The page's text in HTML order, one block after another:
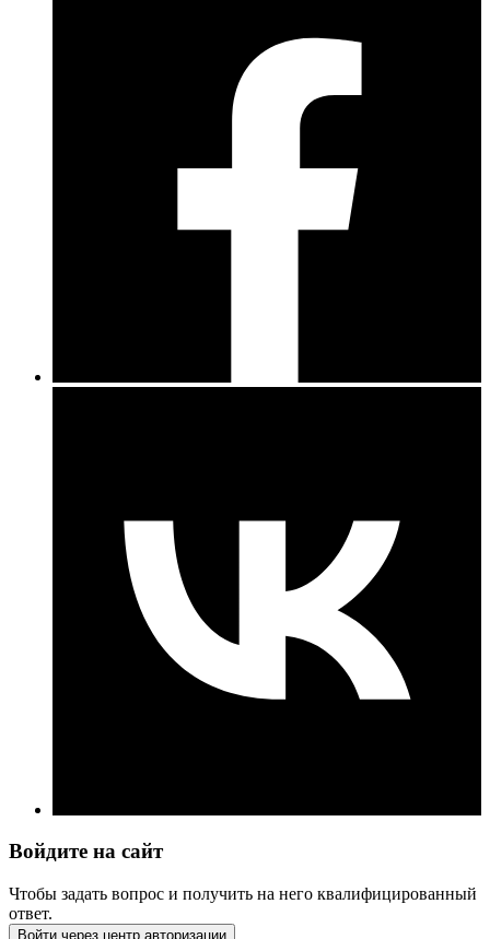
Войдите на сайт
Чтобы задать вопрос и получить на него квалифицированный
ответ.
Войти через центр авторизации